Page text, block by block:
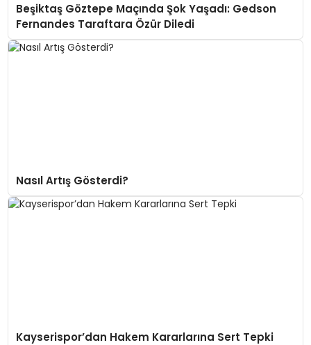
Beşiktaş Göztepe Maçında Şok Yaşadı: Gedson
Fernandes Taraftara Özür Diledi
Nasıl Artış Gösterdi?
Kayserispor’dan Hakem Kararlarına Sert Tepki